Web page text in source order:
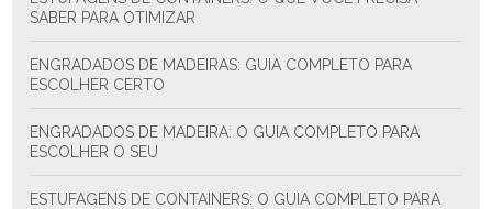
SABER PARA OTIMIZAR
ENGRADADOS DE MADEIRAS: GUIA COMPLETO PARA
ESCOLHER CERTO
ENGRADADOS DE MADEIRA: O GUIA COMPLETO PARA
ESCOLHER O SEU
ESTUFAGENS DE CONTAINERS: O GUIA COMPLETO PARA